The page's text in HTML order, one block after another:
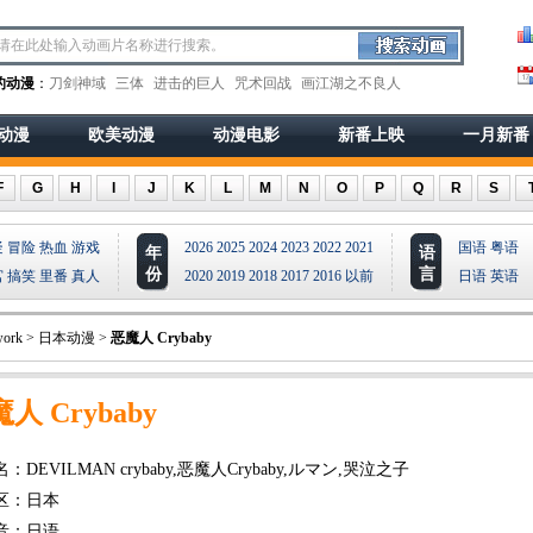
动漫 ： 刀剑神域 三体 进击的巨人 咒术回战 画江湖之不良人
漫 欧美动漫 动漫电影 新番上映 一月新番
G H J K L M N O P Q R S
冒险 热血 游戏
搞笑 里番 真人
年
份
2026 2025 2024 2023 2022 2021
2020 2019 2018 2017 2016 以前
语
言
国语 粤语
日语 英语
> 日本动漫 > 恶魔人 Crybaby
人 Crybaby
DEVILMAN crybaby,恶魔人Crybaby,ルマン,哭泣之子
日本